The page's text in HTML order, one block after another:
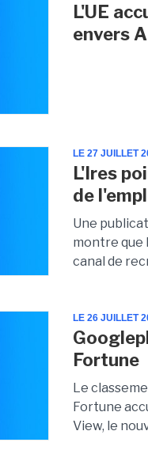
L'UE
envers
LE 27 JUILLET
L'Ires
de
Une
montre que
canal de
LE 26 JUILLET
Fortune
Le
Fortune
View, le